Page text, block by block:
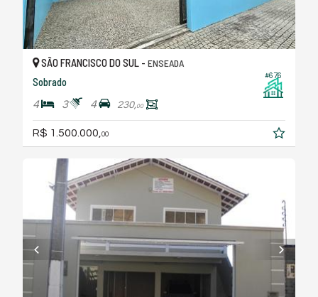
#676
SÃO FRANCISCO DO SUL - ENSEADA
Sobrado
4 3 4 230,00
R$ 1.500.000,00